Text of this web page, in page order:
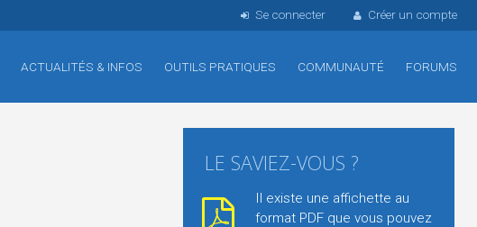
Se connecter Créer un compte
ACTUALITÉS & INFOS OUTILS PRATIQUES COMMUNAUTÉ FORUMS
LE SAVIEZ-VOUS ?
Il existe une affichette au
format PDF que vous pouvez